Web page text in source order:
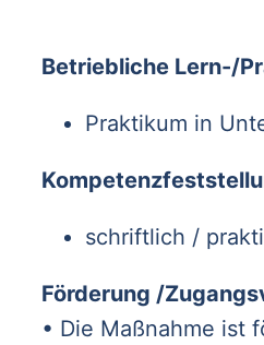
Betriebliche Lern-/
Praktikum in
schriftlich /
Förderung /
• Die Maßnahme ist